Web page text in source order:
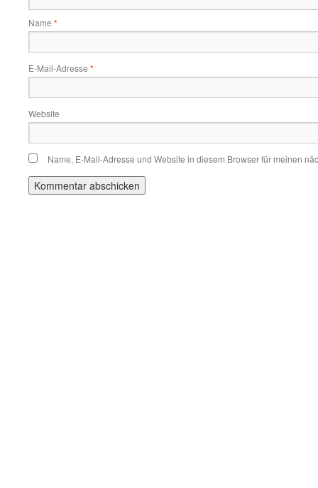
Name *
E-Mail-Adresse *
Website
Name, E-Mail-Adresse und Website in diesem Browser für meinen